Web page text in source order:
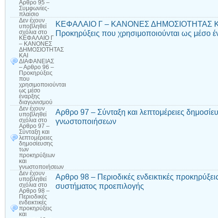
Αρθρο 95 –
Συμφωνίες-
πλαίσιο
Δεν έχουν
υποβληθεί
σχόλια στο
ΚΕΦΑΛΑΙΟ Γ
– ΚΑΝΟΝΕΣ
ΔΗΜΟΣΙΟΤΗΤΑΣ
ΚΑΙ
ΔΙΑΦΑΝΕΙΑΣ
– Αρθρο 96 –
Προκηρύξεις
που
χρησιμοποιούνται
ως μέσο
έναρξης
διαγωνισμού
ΚΕΦΑΛΑΙΟ Γ – ΚΑΝΟΝΕΣ ΔΗΜΟΣΙΟΤΗΤΑΣ
Προκηρύξεις που χρησιμοποιούνται ως μέσο
Δεν έχουν
υποβληθεί
σχόλια στο
Αρθρο 97 –
Σύνταξη και
λεπτομέρειες
δημοσίευσης
των
προκηρύξεων
και
γνωστοποιήσεων
Αρθρο 97 – Σύνταξη και λεπτομέρειες
γνωστοποιήσεων
Δεν έχουν
υποβληθεί
σχόλια στο
Αρθρο 98 –
Περιοδικές
ενδεικτικές
προκηρύξεις
και
Αρθρο 98 – Περιοδικές ενδεικτικές
συστήματος προεπιλογής